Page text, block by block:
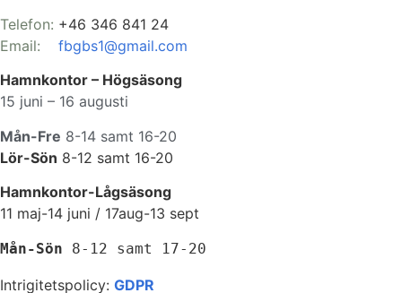
Telefon: +46 346 841 24
Email: fbgbs1@gmail.com
Hamnkontor – Högsäsong
15 juni – 16 augusti
Mån-Fre 8-14 samt 16-20
Lör-Sön 8-12 samt 16-20
Hamnkontor-Lågsäsong
11 maj-14 juni / 17aug-13 sept
Mån-Sön 8-12 samt 17-20
Intrigitetspolicy: GDPR